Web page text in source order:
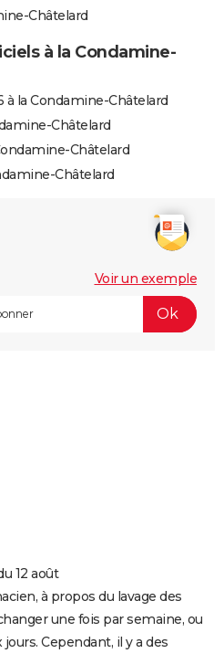
Châtelard
à la Condamine-
la Condamine-Châtelard
Châtelard
Châtelard
Châtelard
Voir un exemple
12 août
à propos du lavage des
une fois par semaine, ou
Cependant, il y a des